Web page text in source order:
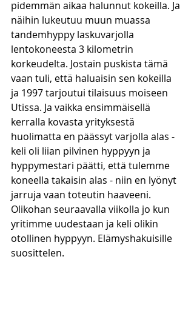
pidemmän aikaa halunnut kokeilla. Ja
näihin lukeutuu muun muassa
tandemhyppy laskuvarjolla
lentokoneesta 3 kilometrin
korkeudelta. Jostain puskista tämä
vaan tuli, että haluaisin sen kokeilla
ja 1997 tarjoutui tilaisuus moiseen
Utissa. Ja vaikka ensimmäisellä
kerralla kovasta yrityksestä
huolimatta en päässyt varjolla alas -
keli oli liian pilvinen hyppyyn ja
hyppymestari päätti, että tulemme
koneella takaisin alas - niin en lyönyt
jarruja vaan toteutin haaveeni.
Olikohan seuraavalla viikolla jo kun
yritimme uudestaan ja keli olikin
otollinen hyppyyn. Elämyshakuisille
suosittelen.